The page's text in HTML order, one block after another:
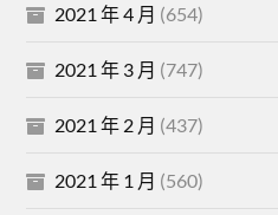
2021 年 4 月 (654)
2021 年 3 月 (747)
2021 年 2 月 (437)
2021 年 1 月 (560)